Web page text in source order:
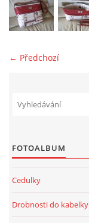
← Předchozí
FOTOALBUM
Cedulky
Drobnosti do kabelky